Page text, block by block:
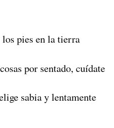
pies en la tierra
por sentado, cuídate
sabia y lentamente